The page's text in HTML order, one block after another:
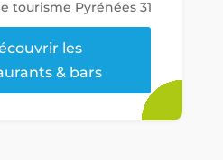
tourisme Pyrénées 31
les
& bars